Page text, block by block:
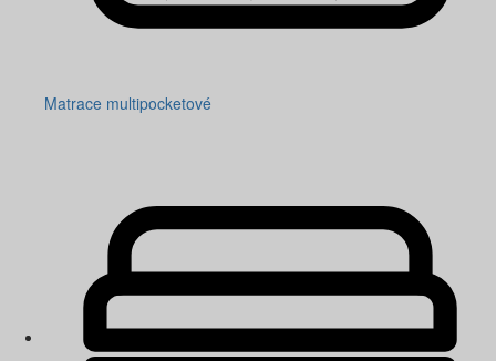
Matrace multipocketové